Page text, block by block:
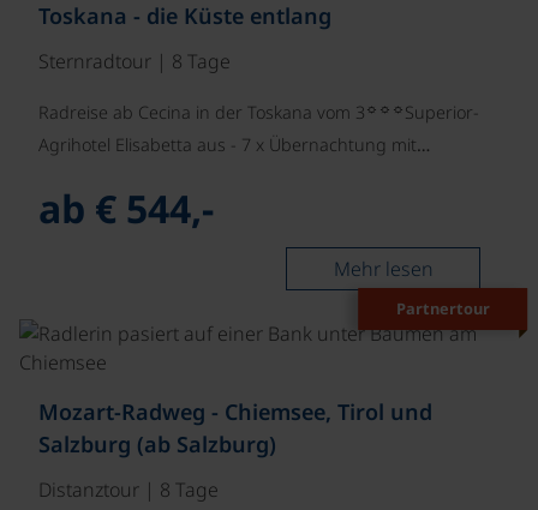
Toskana - die Küste entlang
Sternradtour | 8 Tage
Radreise ab Cecina in der Toskana vom 3☼☼☼Superior-
Agrihotel Elisabetta aus - 7 x Übernachtung mit…
ab € 544,-
Mehr lesen
©
Partnertour
Mozart-Radweg - Chiemsee, Tirol und
Salzburg (ab Salzburg)
Distanztour | 8 Tage